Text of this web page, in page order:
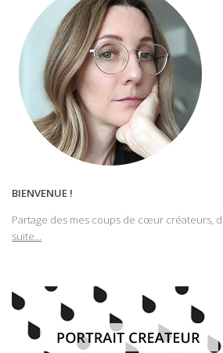
BIENVENUE !
Partage des mes coups de cœur créateurs,
suite...